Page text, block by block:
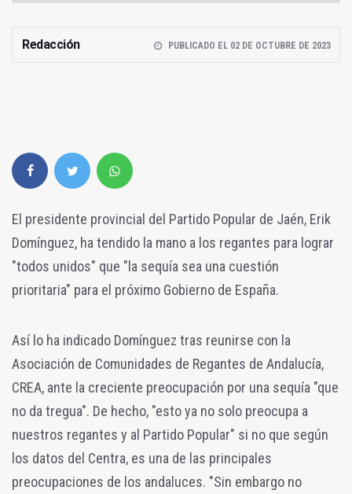
Redacción PUBLICADO EL 02 DE OCTUBRE DE 2023
El presidente provincial del Partido Popular de Jaén, Erik
Domínguez, ha tendido la mano a los regantes para lograr
"todos unidos" que "la sequía sea una cuestión
prioritaria" para el próximo Gobierno de España.
Así lo ha indicado Domínguez tras reunirse con la
Asociación de Comunidades de Regantes de Andalucía,
CREA, ante la creciente preocupación por una sequía "que
no da tregua". De hecho, "esto ya no solo preocupa a
nuestros regantes y al Partido Popular" si no que según
los datos del Centra, es una de las principales
preocupaciones de los andaluces. "Sin embargo no